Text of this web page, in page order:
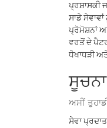
ਪ੍ਰਸ਼ਾਸਕੀ
ਸਾਡੇ
ਪ੍ਰੋਮੋਸ਼ਨਾਂ
ਵਰਤੋਂ ਦੇ
ਧੋਖਾਧੜੀ
ਅਸੀਂ
ਸੇਵਾ